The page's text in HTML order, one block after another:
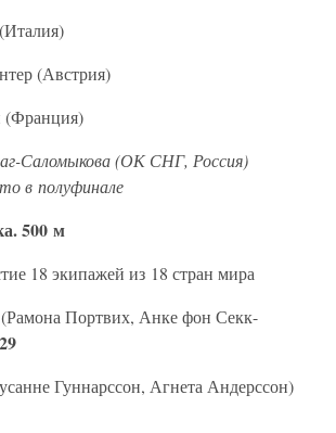
(Австрия)
(Франция)
Саломыкова (ОК СНГ, Россия)
в полуфинале
500 м
18 экипажей из 18 стран мира
(Рамона Портвих, Анке фон Секк-
Гуннарссон, Агнета Андерссон)